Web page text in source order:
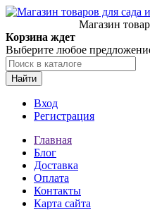
Магазин
Корзина ждет
Выберите любое
Найти
Вход
Регистрация
Главная
Блог
Доставка
Оплата
Контакты
Карта сайта